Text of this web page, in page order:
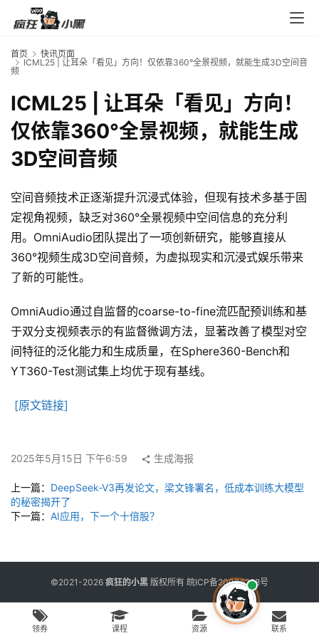
口
码
中
心
资
源
宝
库
用
工
具
博
章
免
首页
快讯页面
ICML25 | 让耳朵「看见」方向！仅依靠360°全景视频，就能生成3D空间音
频
ICML25 | 让耳朵「看见」方向！
仅依靠360°全景视频，就能生成
3D空间音频
空间音频技术正逐渐提升沉浸式体验，但现有技术多基于固
定视角视频，缺乏对360°全景视频中空间信息的充分利
用。OmniAudio团队提出了一项创新研究，能够直接从
360°视频生成3D空间音频，为虚拟现实和沉浸式娱乐带来
了新的可能性。
OmniAudio通过自监督的coarse-to-fine流匹配预训练和基
于双分支视频表示的有监督微调方法，显著改善了模型对空
间特征的泛化能力和生成质量，在Sphere360-Bench和
YT360-Test测试集上均优于现有基线。
[原文链接]
2025年5月15日 下午6:59 生成海报
上一篇： DeepSeek-V3再发论文，梁文锋署名，低成本训练大模型
的秘密揭开了
下一篇： AI应用，下一个十倍股？
©2021-2026 疯狂的小黑 版权所有 皖ICP备20006298号
领券 课程 资源 联系